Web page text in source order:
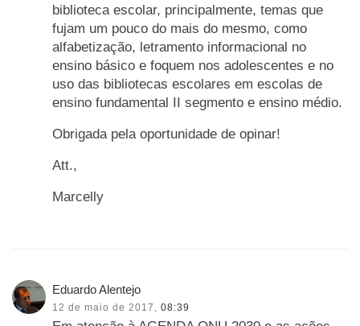
biblioteca escolar, principalmente, temas que
fujam um pouco do mais do mesmo, como
alfabetização, letramento informacional no
ensino básico e foquem nos adolescentes e no
uso das bibliotecas escolares em escolas de
ensino fundamental II segmento e ensino médio.
Obrigada pela oportunidade de opinar!
Att.,
Marcelly
Eduardo Alentejo
12 de maio de 2017, 08:39